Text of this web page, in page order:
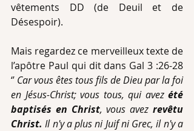
vêtements DD (de Deuil et de
Désespoir).
Mais regardez ce merveilleux texte de
l’apôtre Paul qui dit dans Gal 3 :26-28
‘’ Car vous êtes tous fils de Dieu par la foi
en Jésus-Christ; vous tous, qui avez été
baptisés en Christ, vous avez revêtu
Christ. Il n'y a plus ni Juif ni Grec, il n'y a